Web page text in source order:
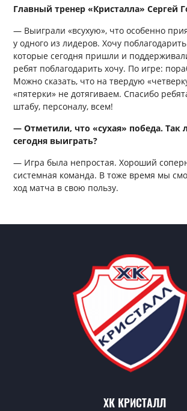
Главный тренер «Кристалла» Сергей
— Выиграли «всухую», что особенно
у одного из лидеров. Хочу
которые сегодня пришли и
ребят поблагодарить хочу. По игре:
Можно сказать, что на твердую
«пятерки» не дотягиваем. Спасибо
штабу, персоналу, всем!
— Отметили, что «сухая» победа. Так
сегодня выиграть?
— Игра была непростая. Хороший
системная команда. В тоже время мы
ход матча в свою пользу.
ХК КРИСТАЛЛ